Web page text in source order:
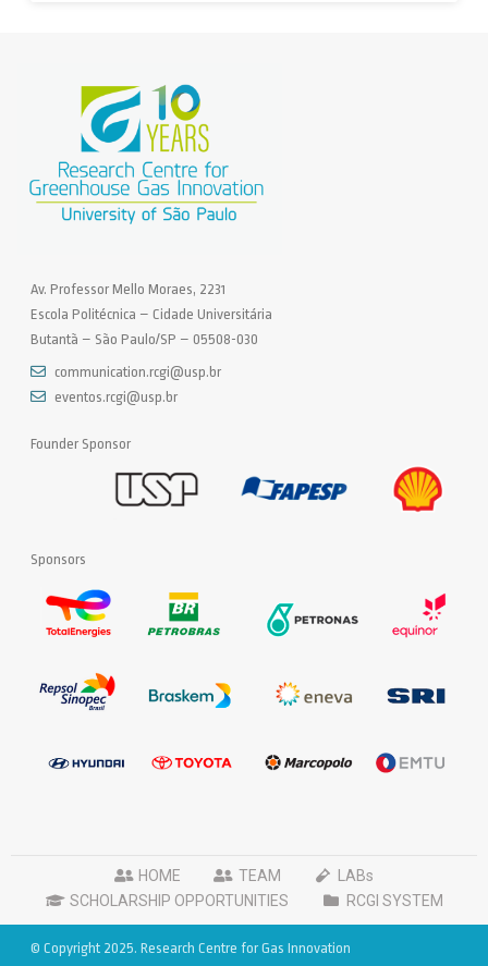
Av. Professor Mello Moraes, 2231
Escola Politécnica – Cidade Universitária
Butantã – São Paulo/SP – 05508-030
communication.rcgi@usp.br
eventos.rcgi@usp.br
Founder Sponsor
Sponsors
HOME TEAM
LABs
SCHOLARSHIP OPPORTUNITIES
RCGI SYSTEM
© Copyright 2025. Research Centre for Gas Innovation